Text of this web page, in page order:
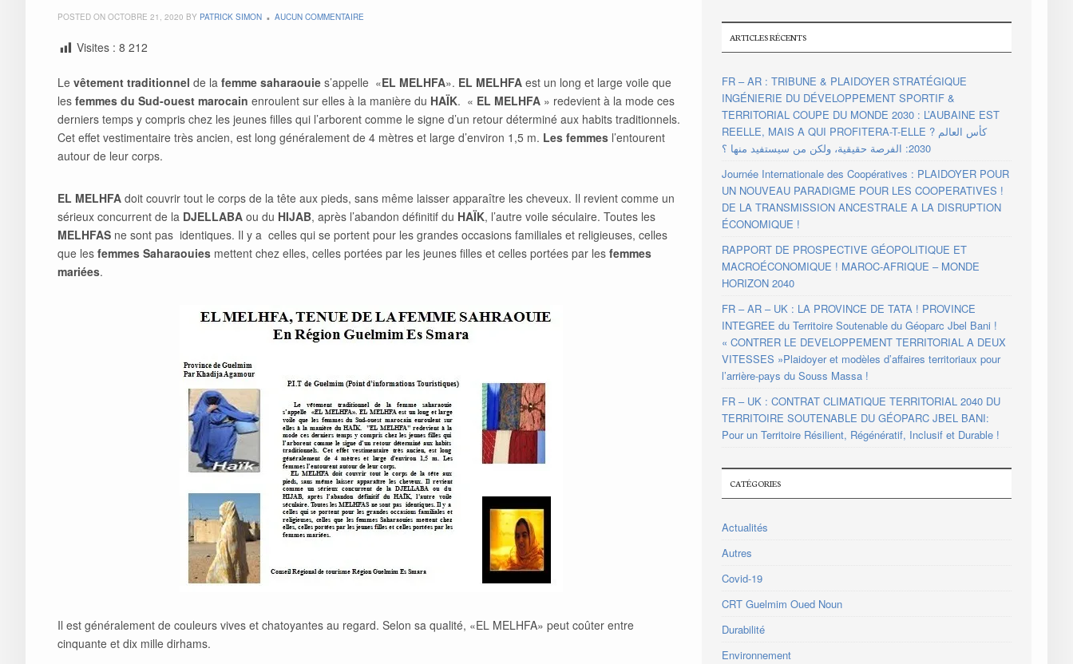
POSTED ON OCTOBRE 21, 2020 BY PATRICK SIMON AUCUN COMMENTAIRE
Visites : 8 212
Le vêtement traditionnel de la femme saharaouie s’appelle «EL MELHFA». EL MELHFA est un long et large voile que
les femmes du Sud-ouest marocain enroulent sur elles à la manière du HAÏK. « EL MELHFA » redevient à la mode ces
derniers temps y compris chez les jeunes filles qui l’arborent comme le signe d’un retour déterminé aux habits traditionnels.
Cet effet vestimentaire très ancien, est long généralement de 4 mètres et large d’environ 1,5 m. Les femmes l’entourent
autour de leur corps.
EL MELHFA doit couvrir tout le corps de la tête aux pieds, sans même laisser apparaître les cheveux. Il revient comme un
sérieux concurrent de la DJELLABA ou du HIJAB, après l’abandon définitif du HAÏK, l’autre voile séculaire. Toutes les
MELHFAS ne sont pas identiques. Il y a celles qui se portent pour les grandes occasions familiales et religieuses, celles
que les femmes Saharaouies mettent chez elles, celles portées par les jeunes filles et celles portées par les femmes
mariées.
Il est généralement de couleurs vives et chatoyantes au regard. Selon sa qualité, «EL MELHFA» peut coûter entre
cinquante et dix mille dirhams.
ARTICLES RÉCENTS
FR – AR : TRIBUNE & PLAIDOYER STRATÉGIQUE
INGÉNIERIE DU DÉVELOPPEMENT SPORTIF &
TERRITORIAL COUPE DU MONDE 2030 : L’AUBAINE EST
REELLE, MAIS A QUI PROFITERA-T-ELLE ? كأس العالم
2030: الفرصة حقيقية، ولكن من سيستفيد منها ؟
Journée Internationale des Coopératives : PLAIDOYER POUR
UN NOUVEAU PARADIGME POUR LES COOPERATIVES !
DE LA TRANSMISSION ANCESTRALE A LA DISRUPTION
ÉCONOMIQUE !
RAPPORT DE PROSPECTIVE GÉOPOLITIQUE ET
MACROÉCONOMIQUE ! MAROC-AFRIQUE – MONDE
HORIZON 2040
FR – AR – UK : LA PROVINCE DE TATA ! PROVINCE
INTEGREE du Territoire Soutenable du Géoparc Jbel Bani !
« CONTRER LE DEVELOPPEMENT TERRITORIAL A DEUX
VITESSES »Plaidoyer et modèles d’affaires territoriaux pour
l’arrière-pays du Souss Massa !
FR – UK : CONTRAT CLIMATIQUE TERRITORIAL 2040 DU
TERRITOIRE SOUTENABLE DU GÉOPARC JBEL BANI:
Pour un Territoire Résilient, Régénératif, Inclusif et Durable !
CATÉGORIES
Actualités
Autres
Covid-19
CRT Guelmim Oued Noun
Durabilité
Environnement